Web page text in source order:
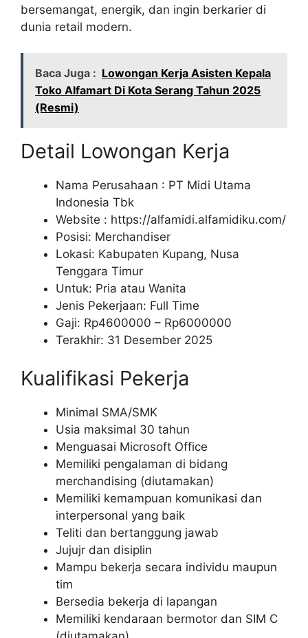
bersemangat, energik, dan ingin berkarier di
dunia retail modern.
Baca Juga : Lowongan Kerja Asisten Kepala
Toko Alfamart Di Kota Serang Tahun 2025
(Resmi)
Detail Lowongan Kerja
Nama Perusahaan : PT Midi Utama
Indonesia Tbk
Website : https://alfamidi.alfamidiku.com/
Posisi: Merchandiser
Lokasi: Kabupaten Kupang, Nusa
Tenggara Timur
Untuk: Pria atau Wanita
Jenis Pekerjaan: Full Time
Gaji: Rp4600000 – Rp6000000
Terakhir: 31 Desember 2025
Kualifikasi Pekerja
Minimal SMA/SMK
Usia maksimal 30 tahun
Menguasai Microsoft Office
Memiliki pengalaman di bidang
merchandising (diutamakan)
Memiliki kemampuan komunikasi dan
interpersonal yang baik
Teliti dan bertanggung jawab
Jujujr dan disiplin
Mampu bekerja secara individu maupun
tim
Bersedia bekerja di lapangan
Memiliki kendaraan bermotor dan SIM C